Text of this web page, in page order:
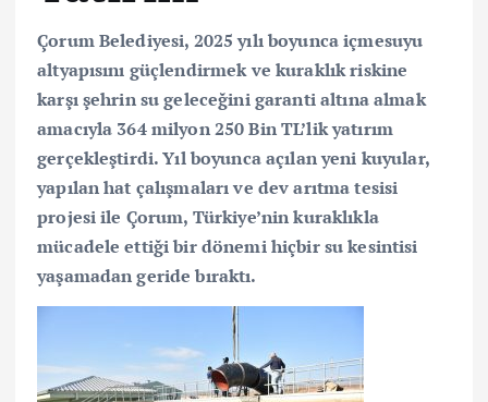
Çorum Belediyesi, 2025 yılı boyunca içmesuyu
altyapısını güçlendirmek ve kuraklık riskine
karşı şehrin su geleceğini garanti altına almak
amacıyla 364 milyon 250 Bin TL’lik yatırım
gerçekleştirdi. Yıl boyunca açılan yeni kuyular,
yapılan hat çalışmaları ve dev arıtma tesisi
projesi ile Çorum, Türkiye’nin kuraklıkla
mücadele ettiği bir dönemi hiçbir su kesintisi
yaşamadan geride bıraktı.